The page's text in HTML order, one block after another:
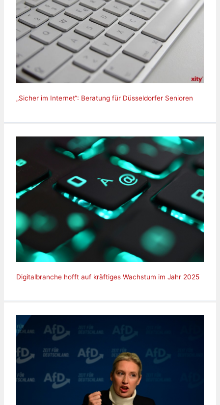
„Sicher im Internet“: Beratung für Düsseldorfer Senioren
Digitalbranche hofft auf kräftiges Wachstum im Jahr 2025